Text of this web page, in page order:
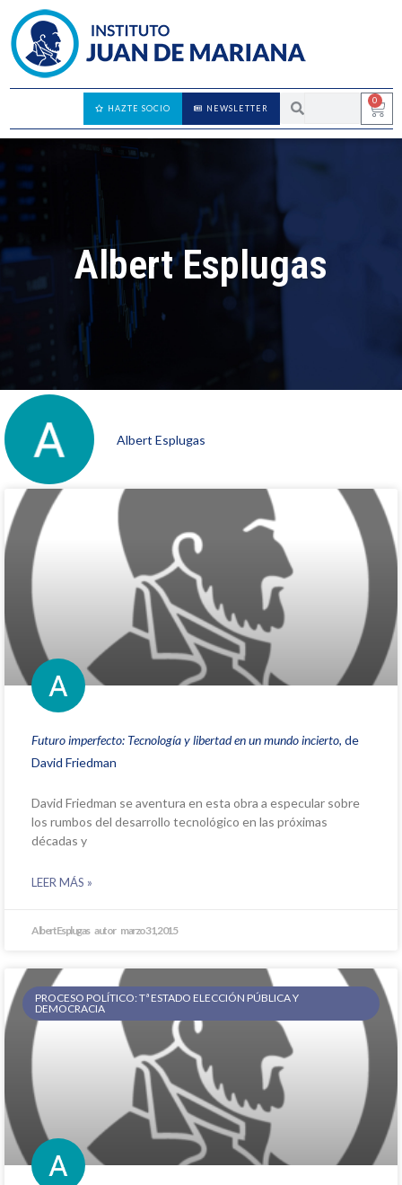
0
NEWSLETTER
HAZTE SOCIO
Albert Esplugas
Albert Esplugas
Futuro imperfecto: Tecnología y libertad en un mundo incierto, de
David Friedman
David Friedman se aventura en esta obra a especular sobre
los rumbos del desarrollo tecnológico en las próximas
décadas y
LEER MÁS »
Albert Esplugas marzo 31, 2015
PROCESO POLÍTICO: Tª ESTADO ELECCIÓN PÚBLICA Y
DEMOCRACIA